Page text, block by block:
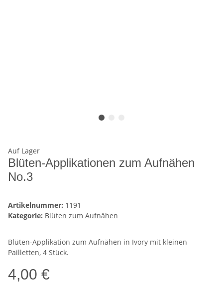
Auf Lager
Blüten-Applikationen zum Aufnähen
No.3
Artikelnummer: 1191
Kategorie: Blüten zum Aufnähen
Blüten-Applikation zum Aufnähen in Ivory mit kleinen
Pailletten, 4 Stück.
4,00 €